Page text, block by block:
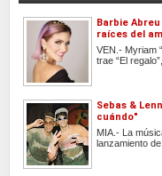
Barbie
raíces del
VEN.- Myriam
trae “El
Sebas &
cuándo"
MIA.- La
lanzamiento de